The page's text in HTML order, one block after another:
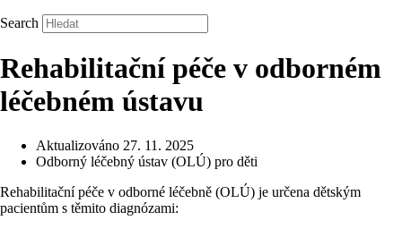
Search
Rehabilitační péče v odborném
léčebném ústavu
Aktualizováno 27. 11. 2025
Odborný léčebný ústav (OLÚ) pro děti
Rehabilitační péče v odborné léčebně (OLÚ) je určena dětským
pacientům s těmito diagnózami: